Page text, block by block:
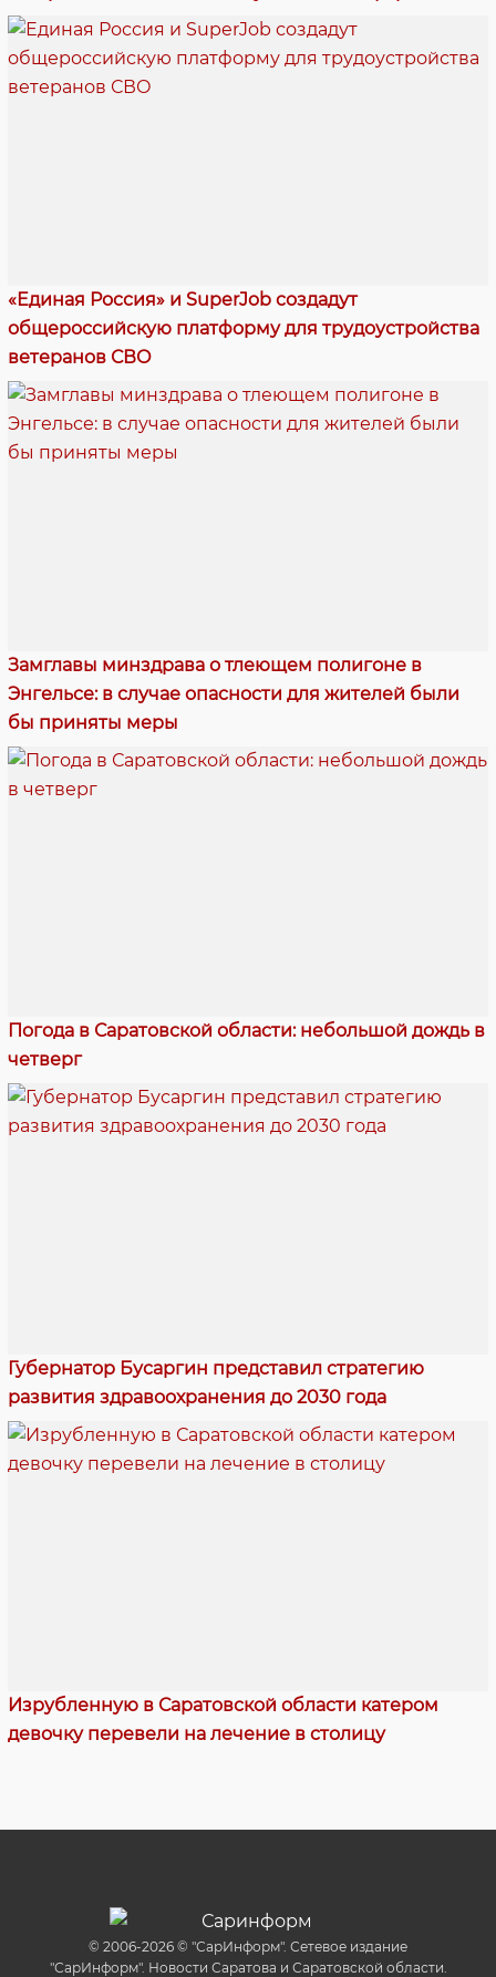
«Единая Россия» и SuperJob создадут
общероссийскую платформу для трудоустройства
ветеранов СВО
Замглавы минздрава о тлеющем полигоне в
Энгельсе: в случае опасности для жителей были
бы приняты меры
Погода в Саратовской области: небольшой дождь в
четверг
Губернатор Бусаргин представил стратегию
развития здравоохранения до 2030 года
Изрубленную в Саратовской области катером
девочку перевели на лечение в столицу
© 2006-2026 © "СарИнформ". Сетевое издание
"СарИнформ". Новости Саратова и Саратовской области.